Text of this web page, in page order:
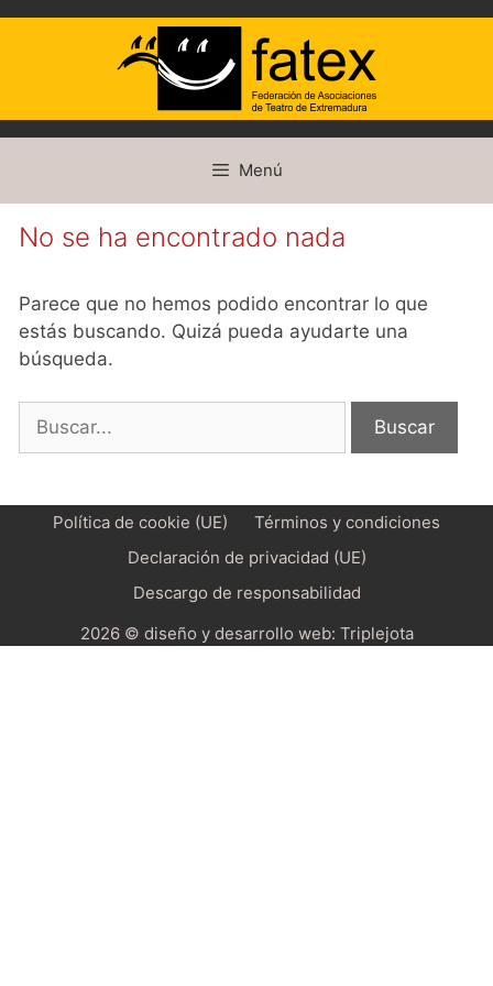
contenido
Menú
No se ha encontrado nada
Parece que no hemos podido encontrar lo que
estás buscando. Quizá pueda ayudarte una
búsqueda.
Política de cookie (UE)
Términos y condiciones
Declaración de privacidad (UE)
Descargo de responsabilidad
2026 © diseño y desarrollo web: Triplejota